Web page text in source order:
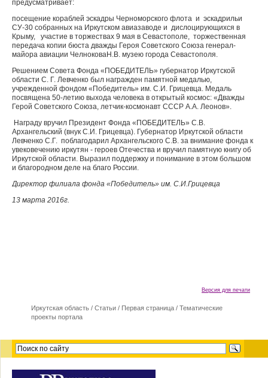
предусматривает:
посещение кораблей эскадры Черноморского флота и эскадрильи
СУ-30 собранных на Иркутском авиазаводе и дислоцирующихся в
Крыму, участие в торжествах 9 мая в Севастополе, торжественная
передача копии бюста дважды Героя Советского Союза генерал-
майора авиации ЧелноковаН.В. музею города Севастополя.
Решением Совета Фонда «ПОБЕДИТЕЛЬ» губернатор Иркутской
области С. Г. Левченко был награжден памятной медалью,
учрежденной фондом «Победитель» им. С.И. Грицевца. Медаль
посвящена 50-летию выхода человека в открытый космос: «Дважды
Герой Советского Союза, летчик-космонавт СССР А.А. Леонов».
Награду вручил Президент Фонда «ПОБЕДИТЕЛЬ» С.В.
Архангельский (внук С.И. Грицевца). Губернатор Иркутской области
Левченко С.Г. поблагодарил Архангельского С.В. за внимание фонда к
увековечению иркутян - героев Отечества и вручил памятную книгу об
Иркутской области. Выразил поддержку и понимание в этом большом
и благородном деле на благо России.
Директор филиала фонда «Победитель» им. С.И.Грицевца
13 марта 2016г.
Версия для печати
Иркутская область / Cтатьи / Первая страница / Тематические
проекты портала